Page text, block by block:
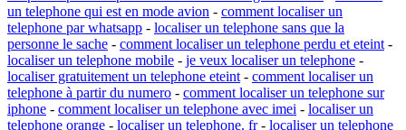
un telephone qui est en mode avion - comment localiser un
telephone par whatsapp - localiser un telephone sans que la
personne le sache - comment localiser un telephone perdu et eteint -
localiser un telephone mobile - je veux localiser un telephone -
localiser gratuitement un telephone eteint - comment localiser un
telephone à partir du numero - comment localiser un telephone sur
iphone - comment localiser un telephone avec imei - localiser un
telephone orange - localiser un telephone. fr- localiser un telephone